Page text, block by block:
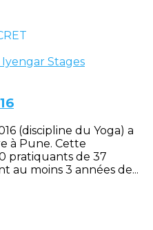
Iyengar Stages
(discipline du Yoga) a
à Pune. Cette
pratiquants de 37
au moins 3 années de...